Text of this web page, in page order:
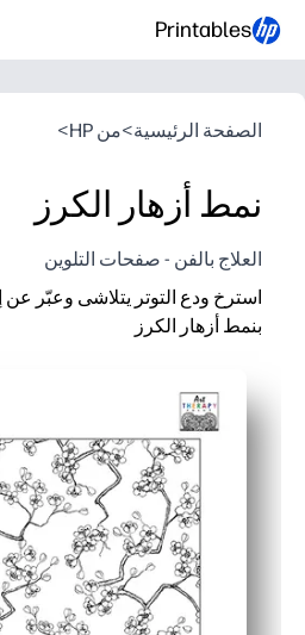
Printables
الصفحة الرئيسية>من HP >
نمط أزهار الكرز
العلاج بالفن - صفحات التلوين
استرخ ودع التوتر يتلاشى وعبّر عن
بنمط أزهار الكرز
ترشد زخارف أزهار الكرز
مثالي للمنزل أو الفصل
أعد الطباعة في أي وقت